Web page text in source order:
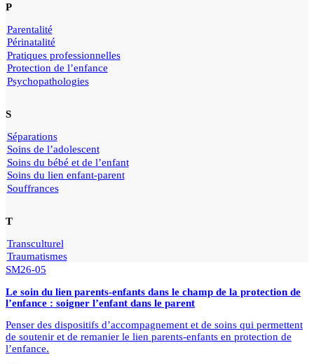
P
Parentalité
Périnatalité
Pratiques professionnelles
Protection de l’enfance
Psychopathologies
S
Séparations
Soins de l’adolescent
Soins du bébé et de l’enfant
Soins du lien enfant-parent
Souffrances
T
Transculturel
Traumatismes
SM26-05
Le soin du lien parents-enfants dans le champ de la protection de
l’enfance : soigner l’enfant dans le parent
Penser des dispositifs d’accompagnement et de soins qui permettent
de soutenir et de remanier le lien parents-enfants en protection de
l’enfance.